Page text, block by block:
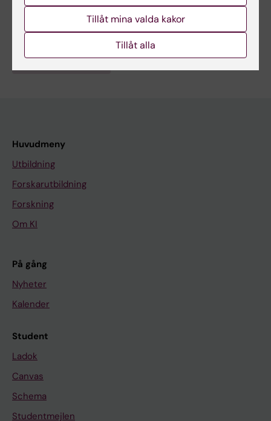
Forskningsområden:
Redigera din profil
Huvudmeny
Utbildning
Forskarutbildning
Forskning
Om KI
På gång
Nyheter
Kalender
Student
Ladok
Canvas
Schema
Studentmejlen
Tillåt mina valda kakor
Tillåt alla